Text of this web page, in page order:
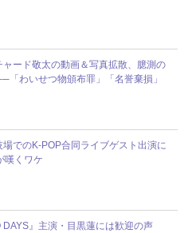
ード敬太の動画＆写真拡散、臆測の
「わいせつ物頒布罪」「名誉棄損」
でのK-POP合同ライブゲスト出演に
嘆くワケ
』主演・目黒蓮には歓迎の声